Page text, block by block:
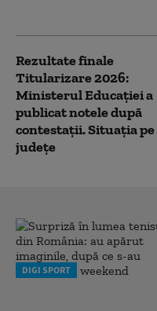
Rezultate finale
Titularizare 2026:
Ministerul Educației a
publicat notele după
contestații. Situația pe
județe
DIGI SPORT